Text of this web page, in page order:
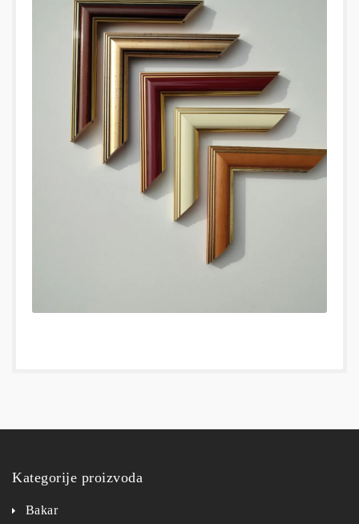
Kategorije proizvoda
Bakar